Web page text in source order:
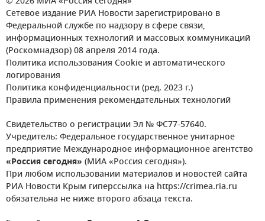
Сетевое издание РИА Новости зарегистрировано в
Федеральной службе по надзору в сфере связи,
информационных технологий и массовых коммуникаций
(Роскомнадзор) 08 апреля 2014 года.
Политика использования Cookie и автоматического
логирования
Политика конфиденциальности (ред. 2023 г.)
Правила применения рекомендательных технологий
Свидетельство о регистрации Эл № ФС77-57640.
Учредитель: Федеральное государственное унитарное
предприятие Международное информационное агентство
«Россия сегодня» (МИА «Россия сегодня»).
При любом использовании материалов и новостей сайта
РИА Новости Крым гиперссылка на https://crimea.ria.ru
обязательна не ниже второго абзаца текста.